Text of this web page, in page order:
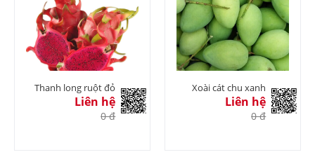
Thanh long ruột đỏ
Liên hệ
0 đ
Xoài cát chu xanh
Liên hệ
0 đ